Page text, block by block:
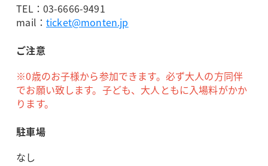
TEL：03-6666-9491
mail： ticket@monten.jp
ご注意
※0歳のお子様から参加できます。必ず大人の方同伴
でお願い致します。子ども、大人ともに入場料がかか
ります。
駐車場
なし